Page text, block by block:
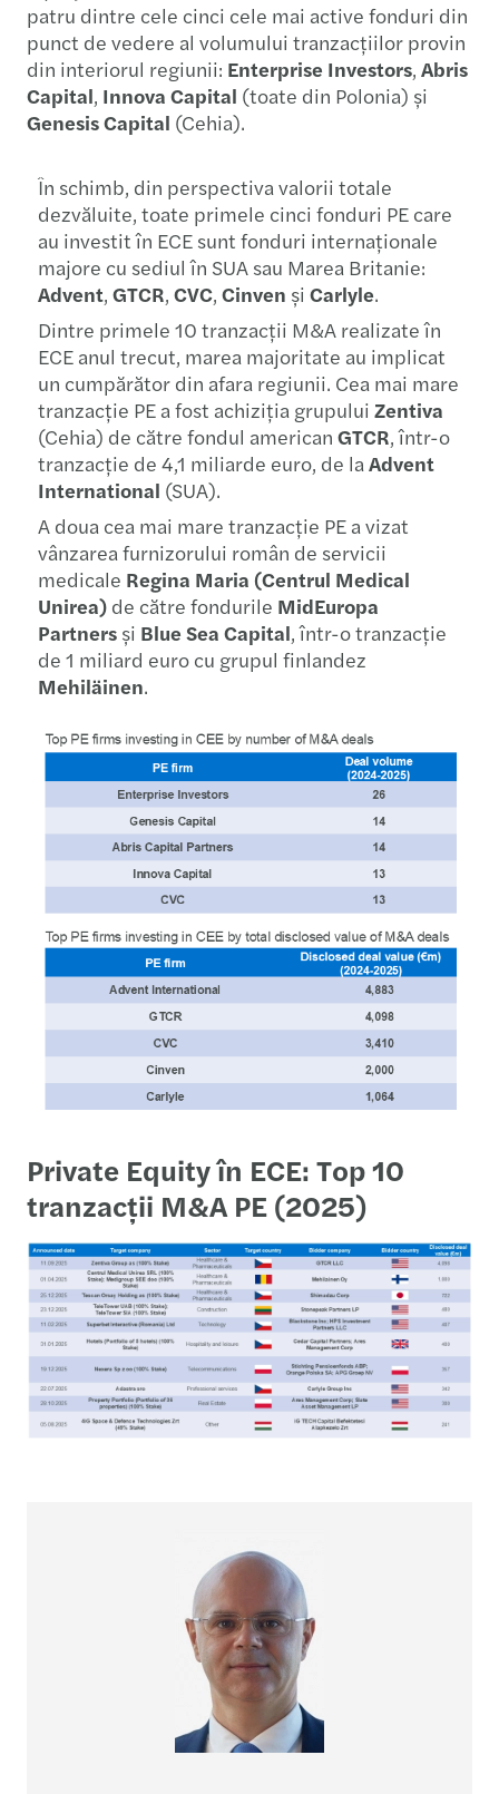
patru dintre cele cinci cele mai active fonduri din
punct de vedere al volumului tranzacțiilor provin
din interiorul regiunii: Enterprise Investors, Abris
Capital, Innova Capital (toate din Polonia) și
Genesis Capital (Cehia).
În schimb, din perspectiva valorii totale
dezvăluite, toate primele cinci fonduri PE care
au investit în ECE sunt fonduri internaționale
majore cu sediul în SUA sau Marea Britanie:
Advent, GTCR, CVC, Cinven și Carlyle.
Dintre primele 10 tranzacții M&A realizate în
ECE anul trecut, marea majoritate au implicat
un cumpărător din afara regiunii. Cea mai mare
tranzacție PE a fost achiziția grupului Zentiva
(Cehia) de către fondul american GTCR, într-o
tranzacție de 4,1 miliarde euro, de la Advent
International (SUA).
A doua cea mai mare tranzacție PE a vizat
vânzarea furnizorului român de servicii
medicale Regina Maria (Centrul Medical
Unirea) de către fondurile MidEuropa
Partners și Blue Sea Capital, într-o tranzacție
de 1 miliard euro cu grupul finlandez
Mehiläinen.
Private Equity în ECE: Top 10
tranzacții M&A PE (2025)